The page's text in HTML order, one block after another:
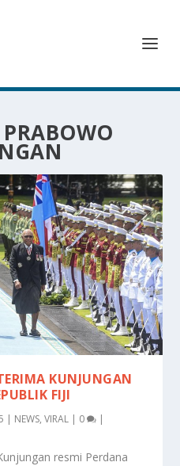
PRABOWO
KUNJUNGAN
FIJI
| NEWS,VIRAL | 0 |
resmi Perdana